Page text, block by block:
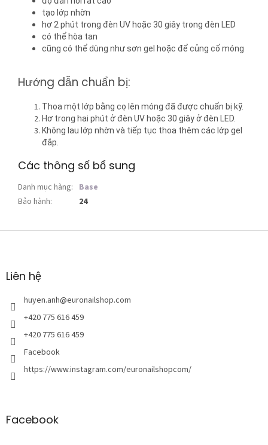
tạo lớp nhờn
hơ 2 phút trong đèn UV hoặc 30 giây trong đèn LED
có thể hòa tan
cũng có thể dùng như sơn gel hoặc để củng cố móng
Hướng dẫn chuẩn bị:
Thoa một lớp bằng cọ lên móng đã được chuẩn bị kỹ.
Hơ trong hai phút ở đèn UV hoặc 30 giây ở đèn LED.
Không lau lớp nhờn và tiếp tục thoa thêm các lớp gel
đắp.
Các thông số bổ sung
Danh mục hàng: Base
Bảo hành: 24
C
nLiên hệ
huyen.anh@euronailshop.com
+420 775 616 459
+420 775 616 459
Facebook
https://www.instagram.com/euronailshopcom/
Facebook